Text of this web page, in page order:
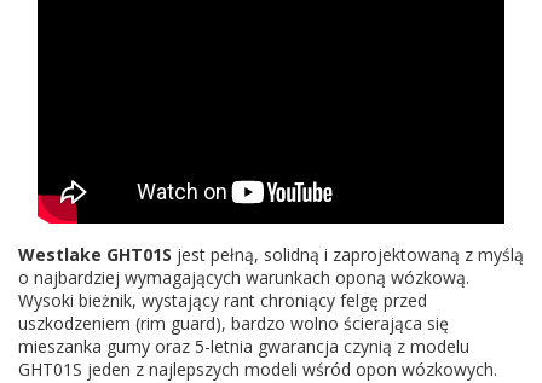
Westlake GHT01S jest pełną, solidną i zaprojektowaną z myślą
o najbardziej wymagających warunkach oponą wózkową.
Wysoki bieżnik, wystający rant chroniący felgę przed
uszkodzeniem (rim guard), bardzo wolno ścierająca się
mieszanka gumy oraz 5-letnia gwarancja czynią z modelu
GHT01S jeden z najlepszych modeli wśród opon wózkowych.